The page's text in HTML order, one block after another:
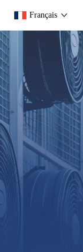
Français